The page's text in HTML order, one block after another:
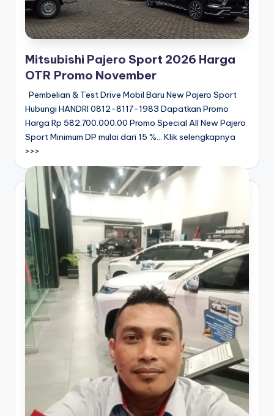
Mitsubishi Pajero Sport 2026 Harga
OTR Promo November
Pembelian & Test Drive Mobil Baru New Pajero Sport
Hubungi HANDRI 0812-8117-1983 Dapatkan Promo
Harga Rp 582.700.000.00 Promo Special All New Pajero
Sport Minimum DP mulai dari 15 %... Klik selengkapnya
>>>